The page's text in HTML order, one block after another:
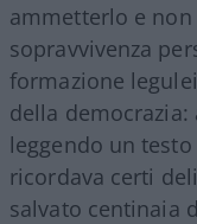
ammetterlo e
sopravvivenza
formazione
della
leggendo un
ricordava certi
salvato centinaia